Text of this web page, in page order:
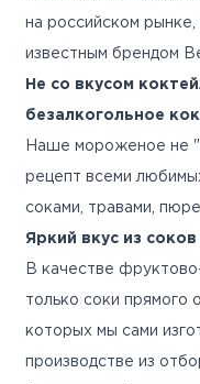
на российском рынке,
известным брендом
Не со вкусом
безалкогольное
Наше мороженое не
рецепт всеми
соками, травами,
Яркий вкус из
В качестве
только соки прямого
которых мы сами
производстве из